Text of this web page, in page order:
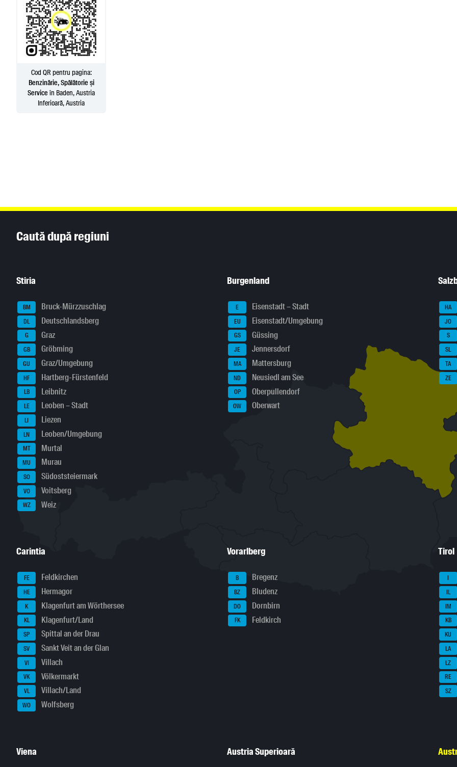
Cod QR pentru pagina:
Benzinărie, Spălătorie și
Service în Baden, Austria
Inferioară, Austria
Caută după regiuni
Stiria
BM Bruck-Mürzzuschlag
DL Deutschlandsberg
G Graz
GB Gröbming
GU Graz/Umgebung
HF Hartberg-Fürstenfeld
LB Leibnitz
LE Leoben – Stadt
LI Liezen
LN Leoben/Umgebung
MT Murtal
MU Murau
SO Südoststeiermark
VO Voitsberg
WZ Weiz
Burgenland
E Eisenstadt – Stadt
EU Eisenstadt/Umgebung
GS Güssing
JE Jennersdorf
MA Mattersburg
ND Neusiedl am See
OP Oberpullendorf
OW Oberwart
HA
JO
S
SL
TA
ZE
Carintia
FE Feldkirchen
HE Hermagor
K Klagenfurt am Wörthersee
KL Klagenfurt/Land
SP Spittal an der Drau
SV Sankt Veit an der Glan
VI Villach
VK Völkermarkt
VL Villach/Land
WO Wolfsberg
Vorarlberg
B Bregenz
BZ Bludenz
DO Dornbirn
FK Feldkirch
Tirol
I
IL
IM
KB
KU
LA
LZ
RE
SZ
Viena Austria Superioară